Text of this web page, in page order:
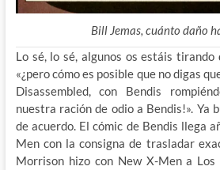
Bill Jemas, cuánto daño
Lo sé, lo sé, algunos os estáis
«¿pero cómo es posible que no digas
Disassembled, con Bendis
nuestra ración de odio a Bendis!». Ya
de acuerdo. El cómic de Bendis llega
Men con la consigna de trasladar
Morrison hizo con New X-Men a Los